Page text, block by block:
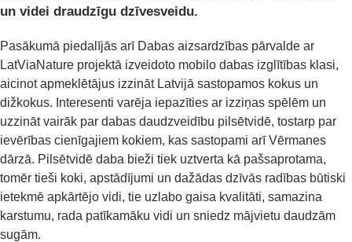
un videi draudzīgu dzīvesveidu.
Pasākumā piedalījās arī Dabas aizsardzības pārvalde ar
LatViaNature projektā izveidoto mobilo dabas izglītības klasi,
aicinot apmeklētājus izzināt Latvijā sastopamos kokus un
dižkokus. Interesenti varēja iepazīties ar izziņas spēlēm un
uzzināt vairāk par dabas daudzveidību pilsētvidē, tostarp par
ievērības cienīgajiem kokiem, kas sastopami arī Vērmanes
dārzā. Pilsētvidē daba bieži tiek uztverta kā pašsaprotama,
tomēr tieši koki, apstādījumi un dažādas dzīvās radības būtiski
ietekmē apkārtējo vidi, tie uzlabo gaisa kvalitāti, samazina
karstumu, rada patīkamāku vidi un sniedz mājvietu daudzām
sugām.